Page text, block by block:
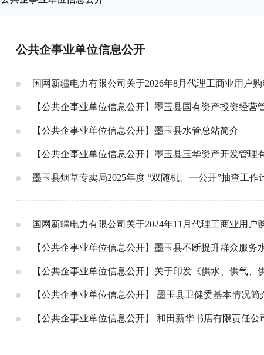
公共企事业单位信息公开
国网新疆电力有限公司关于2026年8月代理工商业用户
【公共企事业单位信息公开】墨玉县国有资产投资经营
【公共企事业单位信息公开】墨玉县水管总站简介
【公共企事业单位信息公开】墨玉县玉华资产开发管理
墨玉县烟草专卖局2025年度 “双随机、一公开”抽查工作
国网新疆电力有限公司关于2024年11月代理工商业用户
【公共企事业单位信息公开】墨玉县不断提升群众服务
【公共企事业单位信息公开】关于印发《供水、供气
【公共企事业单位信息公开】 墨玉县卫健委基本情况简
【公共企事业单位信息公开】 和田新华书店有限责任